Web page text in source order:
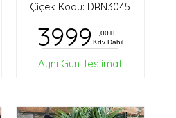
Çiçek Kodu: DRN3045
3999
,00TL
Kdv Dahil
Aynı Gün Teslimat